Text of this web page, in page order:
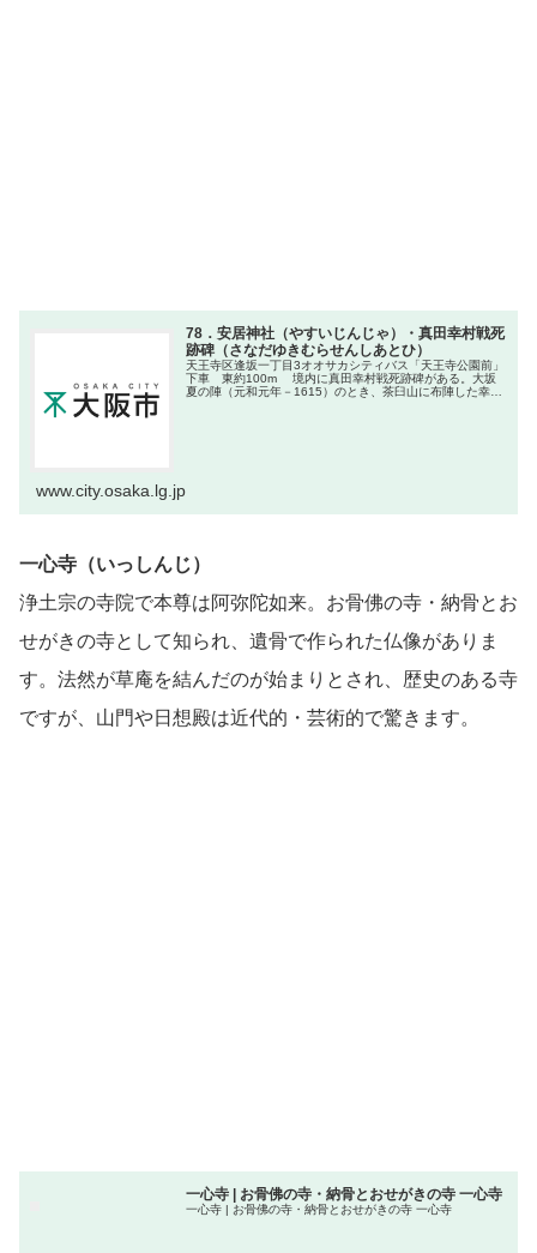
78．安居神社（やすいじんじゃ）・真田幸村戦死
跡碑（さなだゆきむらせんしあとひ）
天王寺区逢坂一丁目3オオサカシティバス「天王寺公園前」
下車 東約100m 境内に真田幸村戦死跡碑がある。大坂
夏の陣（元和元年－1615）のとき、茶臼山に布陣した幸村
www.city.osaka.lg.jp
一心寺（いっしんじ）
浄土宗の寺院で本尊は阿弥陀如来。お骨佛の寺・納骨とお
せがきの寺として知られ、遺骨で作られた仏像がありま
す。法然が草庵を結んだのが始まりとされ、歴史のある寺
ですが、山門や日想殿は近代的・芸術的で驚きます。
一心寺 | お骨佛の寺・納骨とおせがきの寺 一心寺
一心寺 | お骨佛の寺・納骨とおせがきの寺 一心寺